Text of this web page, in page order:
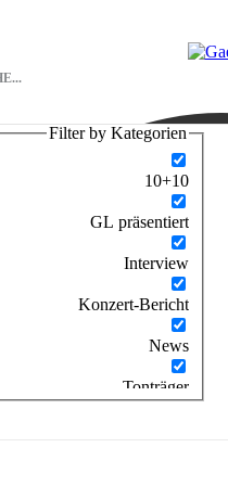
Filter by Kategorien
10+10
GL präsentiert
Interview
Konzert-Bericht
News
Tonträger